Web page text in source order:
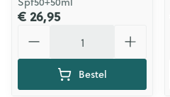
€ 26,95
Bestel